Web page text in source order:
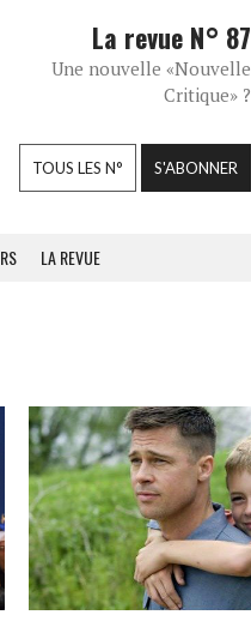
La revue N° 87
Une nouvelle «Nouvelle
Critique» ?
TOUS LES N° S'ABONNER
LA REVUE